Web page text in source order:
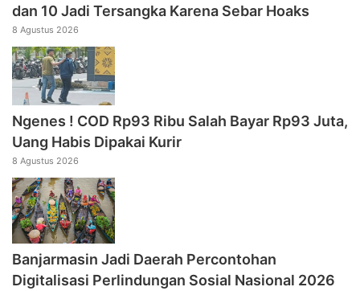
dan 10 Jadi Tersangka Karena Sebar Hoaks
8 Agustus 2026
Ngenes ! COD Rp93 Ribu Salah Bayar Rp93 Juta,
Uang Habis Dipakai Kurir
8 Agustus 2026
Banjarmasin Jadi Daerah Percontohan
Digitalisasi Perlindungan Sosial Nasional 2026